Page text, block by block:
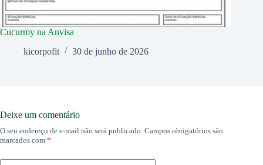
Cucurmy na Anvisa
kicorpofit
30 de junho de 2026
Deixe um comentário
O seu endereço de e-mail não será publicado. Campos obrigatórios são
marcados com *